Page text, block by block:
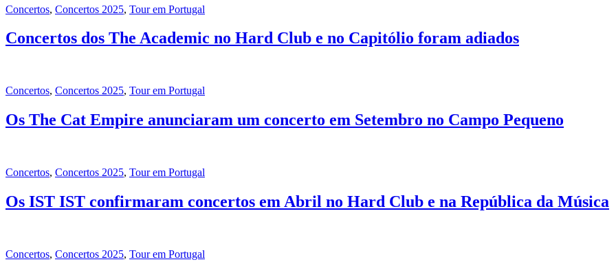
Concertos, Concertos 2025, Tour em Portugal
Concertos dos The Academic no Hard Club e no Capitólio foram adiados
Concertos, Concertos 2025, Tour em Portugal
Os The Cat Empire anunciaram um concerto em Setembro no Campo Pequeno
Concertos, Concertos 2025, Tour em Portugal
Os IST IST confirmaram concertos em Abril no Hard Club e na República da Música
Concertos, Concertos 2025, Tour em Portugal